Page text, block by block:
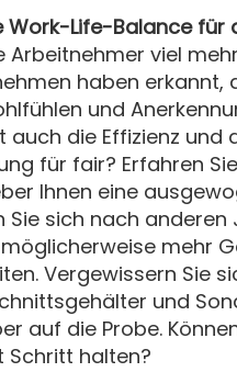
Work-Life-Balance für
viel
haben erkannt,
und
die Effizienz und
für fair? Erfahren
Ihnen eine
Sie sich nach
mehr
Vergewissern Sie
und
auf die Probe.
Schritt halten?